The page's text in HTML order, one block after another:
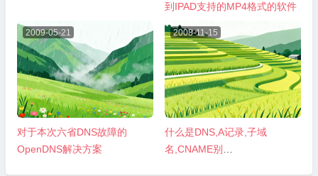
到IPAD支持的MP4格式的软件
2009-05-21
对于本次六省DNS故障的
OpenDNS解决方案
2008-11-15
什么是DNS,A记录,子域
名,CNAME别